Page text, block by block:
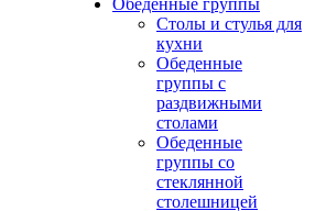
Обеденные группы
Столы и стулья для
кухни
Обеденные
группы с
раздвижными
столами
Обеденные
группы со
стеклянной
столешницей